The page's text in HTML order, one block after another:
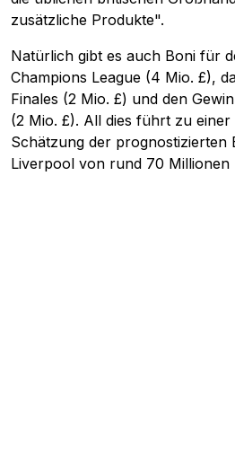
zusätzliche Produkte".
Natürlich gibt es auch Boni für
Champions League (4 Mio. £),
Finales (2 Mio. £) und den
(2 Mio. £). All dies führt zu
Schätzung der prognostizierten
Liverpool von rund 70 Millionen